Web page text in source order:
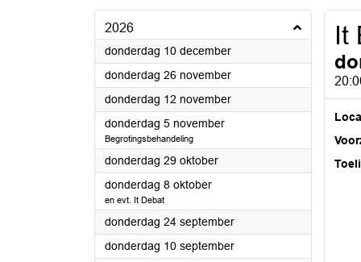
2026
donderdag 10 december2026
donderdag 26 november2026
donderdag 12 november2026
donderdag 5 november2026
Begrotingsbehandeling
donderdag 29 oktober2026
donderdag 8 oktober2026
en evt. It Debat
donderdag 24 september2026
donderdag 10 september2026
It